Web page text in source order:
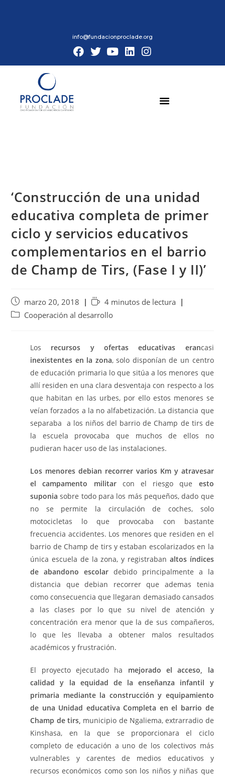
info@fundacionproclade.org
‘Construcción de una unidad
educativa completa de primer
ciclo y servicios educativos
complementarios en el barrio
de Champ de Tirs, (Fase I y II)’
marzo 20, 2018
4 minutos de lectura
Cooperación al desarrollo
Los recursos y ofertas educativas erancasi
inexistentes en la zona, solo disponían de un centro
de educación primaria lo que sitúa a los menores que
allí residen en una clara desventaja con respecto a los
que habitan en las urbes, por ello estos menores se
veían forzados a la no alfabetización. La distancia que
separaba a los niños del barrio de Champ de tirs de
la escuela provocaba que muchos de ellos no
pudieran hacer uso de las instalaciones.
Los menores debian recorrer varios Km y atravesar
el campamento militar con el riesgo que esto
suponia sobre todo para los más pequeños, dado que
no se permite la circulación de coches, solo
motocicletas lo que provocaba con bastante
frecuencia accidentes. Los menores que residen en el
barrio de Champ de tirs y estaban escolarizados en la
única escuela de la zona, y registraban altos índices
de abandono escolar debido principalmente a la
distancia que debian recorrer que ademas tenia
como consecuencia que llegaran demasiado cansados
a las clases por lo que su nivel de atención y
concentración era menor que la de sus compañeros,
lo que les llevaba a obtener malos resultados
académicos y frustración.
El proyecto ejecutado ha mejorado el acceso, la
calidad y la equidad de la enseñanza infantil y
primaria mediante la construcción y equipamiento
de una Unidad educativa Completa en el barrio de
Champ de tirs, municipio de Ngaliema, extrarradio de
Kinshasa, en la que se proporcionara el ciclo
completo de educación a uno de los colectivos más
vulnerables y carentes de medios educativos y
recursos económicos como son los niños y niñas que